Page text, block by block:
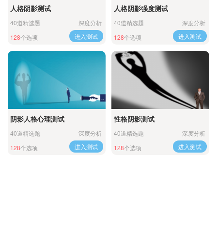
人格阴影测试
40道精选题
深度分析
128个选项 进入测试
人格阴影强度测试
40道精选题
深度分析
128个选项 进入测试
阴影人格心理测试
40道精选题
深度分析
128个选项 进入测试
性格阴影测试
40道精选题
深度分析
128个选项 进入测试